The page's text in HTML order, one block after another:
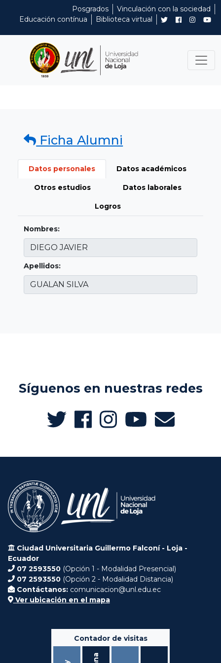
Posgrados
Vinculación con la sociedad
Educación contínua
Biblioteca virtual
Ficha Alumni
Datos personales Datos académicos
Otros estudios Datos laborales
Logros
Nombres:
Apellidos:
Síguenos en nuestras redes
Ciudad Universitaria Guillermo Falconí - Loja -
Ecuador
07 2593550 (Opción 1 - Modalidad Presencial)
07 2593550 (Opción 2 - Modalidad Distancia)
Contáctanos: comunicacion@unl.edu.ec
Ver ubicación en el mapa
Contador de visitas